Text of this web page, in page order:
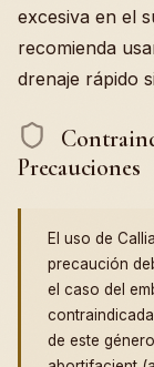
excesiva en el
recomienda
drenaje rápido
Precauciones
El uso de
precaución
el caso del
de este